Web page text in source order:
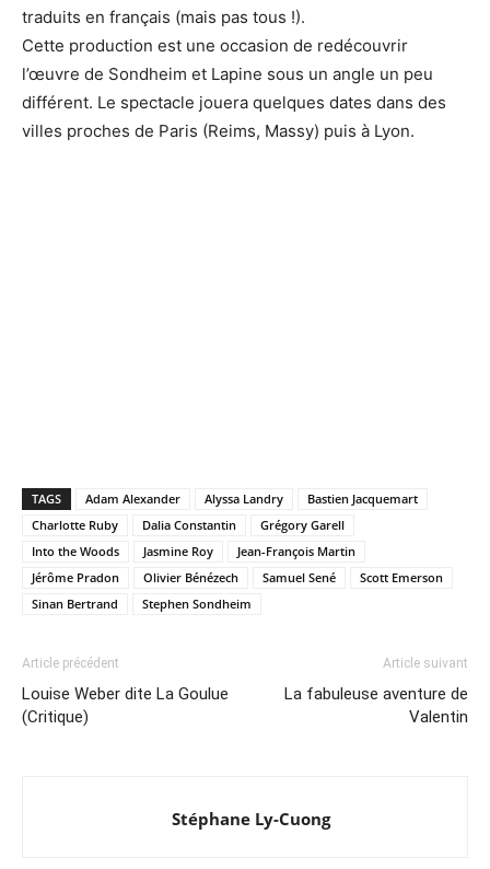
traduits en français (mais pas tous !).
Cette production est une occasion de redécouvrir
l’œuvre de Sondheim et Lapine sous un angle un peu
différent. Le spectacle jouera quelques dates dans des
villes proches de Paris (Reims, Massy) puis à Lyon.
TAGS Adam Alexander Alyssa Landry
Bastien Jacquemart
Charlotte Ruby
Dalia Constantin
Grégory Garell
Into the Woods
Jasmine Roy
Jean-François Martin
Jérôme Pradon
Olivier Bénézech Samuel Sené
Scott Emerson
Sinan Bertrand
Stephen Sondheim
Article précédent
Louise Weber dite La Goulue
(Critique)
Article suivant
La fabuleuse aventure de
Valentin
Stéphane Ly-Cuong